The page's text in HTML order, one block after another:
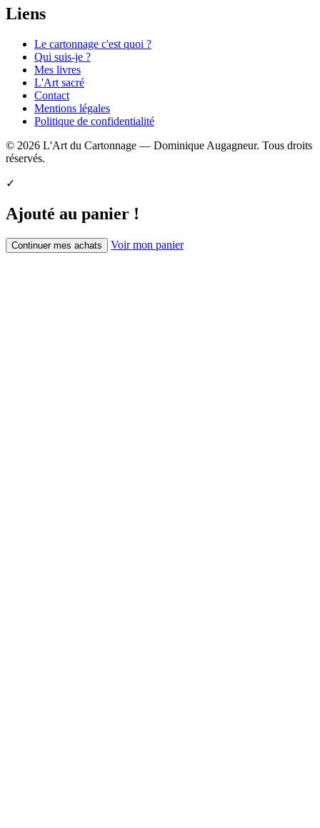
Liens
Le cartonnage c'est quoi ?
Qui suis-je ?
Mes livres
L'Art sacré
Contact
Mentions légales
Politique de confidentialité
© 2026 L'Art du Cartonnage — Dominique Augagneur. Tous droits
réservés.
✓
Ajouté au panier !
Continuer mes achats Voir mon panier